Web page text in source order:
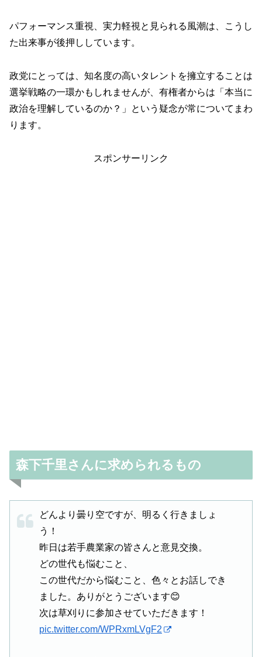
パフォーマンス重視、実力軽視と見られる風潮は、こうし
た出来事が後押ししています。
政党にとっては、知名度の高いタレントを擁立することは
選挙戦略の一環かもしれませんが、有権者からは「本当に
政治を理解しているのか？」という疑念が常についてまわ
ります。
スポンサーリンク
森下千里さんに求められるもの
どんより曇り空ですが、明るく行きましょ
う！
昨日は若手農業家の皆さんと意見交換。
どの世代も悩むこと、
この世代だから悩むこと、色々とお話しでき
ました。ありがとうございます😊
次は草刈りに参加させていただきます！
pic.twitter.com/WPRxmLVgF2